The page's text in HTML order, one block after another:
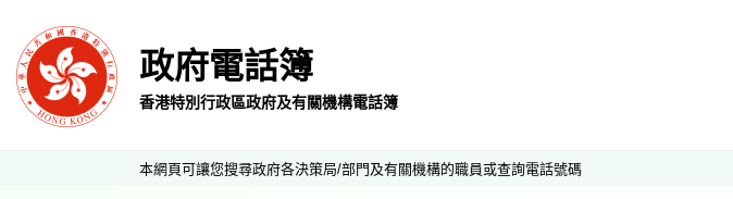
政府電話簿
香港特別行政區政府及有關機構電話簿
本網頁可讓您搜尋政府各決策局/部門及有關機構的職員或查詢電話號碼